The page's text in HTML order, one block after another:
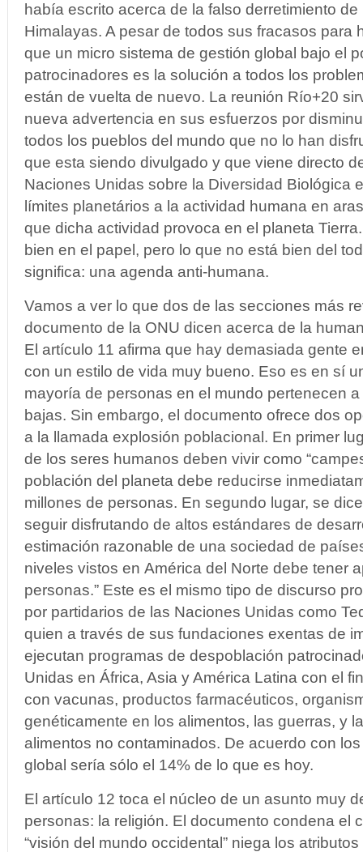
había escrito acerca de la falso derretimiento
Himalayas. A pesar de todos sus fracasos para
que un micro sistema de gestión global bajo el
patrocinadores es la solución a todos los
están de vuelta de nuevo. La reunión Río+20
nueva advertencia en sus esfuerzos por
todos los pueblos del mundo que no lo han
que esta siendo divulgado y que viene directo
Naciones Unidas sobre la Diversidad Biológica
límites planetários a la actividad humana en
que dicha actividad provoca en el planeta
bien en el papel, pero lo que no está bien del
significa: una agenda anti-humana.
Vamos a ver lo que dos de las secciones más
documento de la ONU dicen acerca de la
El artículo 11 afirma que hay demasiada gente
con un estilo de vida muy bueno. Eso es en sí
mayoría de personas en el mundo pertenecen
bajas. Sin embargo, el documento ofrece dos
a la llamada explosión poblacional. En primer
de los seres humanos deben vivir como
población del planeta debe reducirse
millones de personas. En segundo lugar, se
seguir disfrutando de altos estándares de
estimación razonable de una sociedad de
niveles vistos en América del Norte debe tener
personas.” Este es el mismo tipo de discurso
por partidarios de las Naciones Unidas como
quien a través de sus fundaciones exentas de
ejecutan programas de despoblación
Unidas en África, Asia y América Latina con el
con vacunas, productos farmacéuticos,
genéticamente en los alimentos, las guerras, y
alimentos no contaminados. De acuerdo con
global sería sólo el 14% de lo que es hoy.
El artículo 12 toca el núcleo de un asunto muy
personas: la religión. El documento condena el
“visión del mundo occidental” niega los